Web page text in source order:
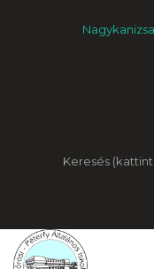
Keresés